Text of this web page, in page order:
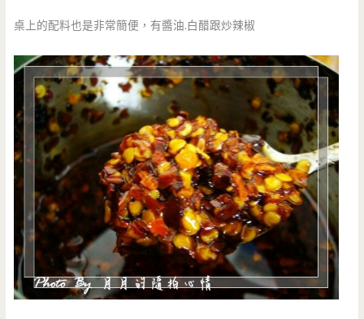
桌上的配料也是非常簡便，有醬油.白醋跟炒辣椒